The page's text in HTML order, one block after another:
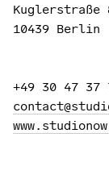
Kuglerstraße
10439 Berlin
+49 30 47 37